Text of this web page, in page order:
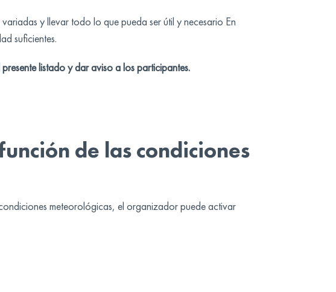
y llevar todo lo que pueda ser útil y necesario En
suficientes.
listado y dar aviso a los participantes.
de las condiciones
meteorológicas, el organizador puede activar